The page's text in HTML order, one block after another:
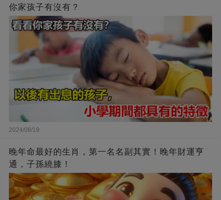
你家孩子有沒有？
2024/08/19
晚年命最好的生肖，第一名名副其實！晚年財運亨
通，子孫繞膝！